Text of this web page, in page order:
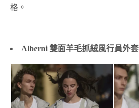
格。
Alberni 雙面羊毛抓絨風行員外套